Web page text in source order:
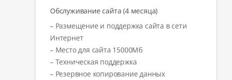
Обслуживание сайта (4 месяца)
– Размещение и поддержка сайта в сети
Интернет
– Место для сайта 15000Мб
– Техническая поддержка
– Резервное копирование данных